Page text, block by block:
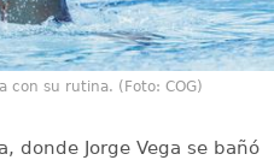
con su rutina. (Foto: COG)
donde Jorge Vega se bañó